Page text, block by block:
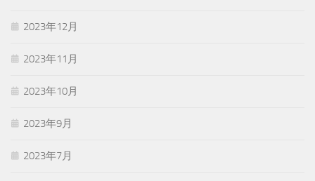
2023年12月
2023年11月
2023年10月
2023年9月
2023年7月